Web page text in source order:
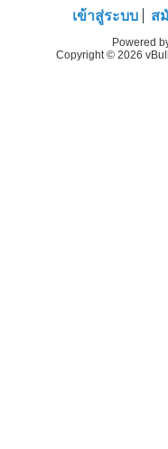
เข้าสู่ระบบ ส
Powered
Copyright © 2026